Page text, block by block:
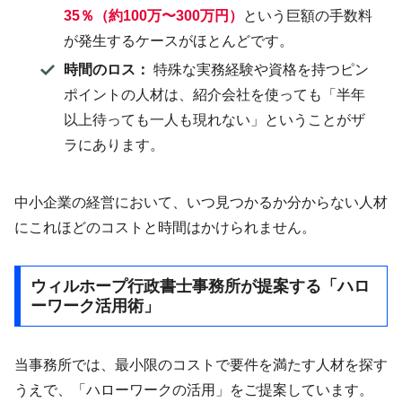
35％（約100万〜300万円）
という巨額の手数料
が発生するケースがほとんどです。
時間のロス： 特殊な実務経験や資格を持つピン
ポイントの人材は、紹介会社を使っても「半年
以上待っても一人も現れない」ということがザ
ラにあります。
中小企業の経営において、いつ見つかるか分からない人材
にこれほどのコストと時間はかけられません。
ウィルホープ行政書士事務所が提案する「ハロ
ーワーク活用術」
当事務所では、最小限のコストで要件を満たす人材を探す
うえで、「ハローワークの活用」をご提案しています。